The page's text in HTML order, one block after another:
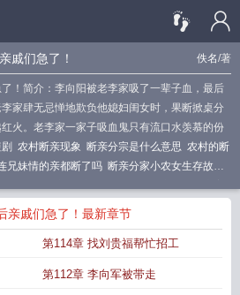
佚名/著
戚们急了！
！简介：李向阳被老李家吸了一辈子血，最后
家肆无忌惮地欺负他媳妇闺女时，果断掀桌分
火。老李家一家子吸血鬼只有流口水羡慕的份
农村断亲现象 断亲分宗是什么意思 农村的断
兄妹情的亲都断了吗 断亲分家小农女生存故
农村断亲现象走向现实 农村断亲是什么征兆
亲戚们急了！ 最新章节
第114章 找刘贵福帮忙招工
第112章 李向军被带走